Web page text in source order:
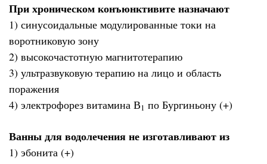
При хроническом конъюнктивите назначают
1) синусоидальные модулированные токи на
воротниковую зону
2) высокочастотную магнитотерапию
3) ультразвуковую терапию на лицо и область
поражения
4) электрофорез витамина В1 по Бургиньону (+)
Ванны для водолечения не изготавливают из
1) эбонита (+)